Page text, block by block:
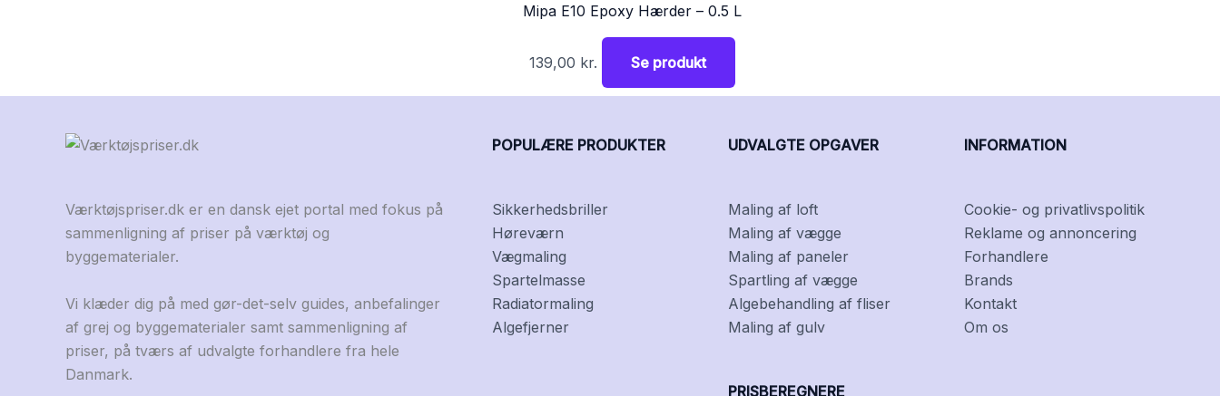
Mipa E10 Epoxy Hærder – 0.5 L
139,00 kr. Se produkt
Værktøjspriser.dk er en dansk ejet portal med fokus på
sammenligning af priser på værktøj og
byggematerialer.
Vi klæder dig på med gør-det-selv guides, anbefalinger
af grej og byggematerialer samt sammenligning af
priser, på tværs af udvalgte forhandlere fra hele
Danmark.
POPULÆRE PRODUKTER
Sikkerhedsbriller
Høreværn
Vægmaling
Spartelmasse
Radiatormaling
Algefjerner
UDVALGTE OPGAVER
Maling af loft
Maling af vægge
Maling af paneler
Spartling af vægge
Algebehandling af fliser
Maling af gulv
PRISBEREGNERE
INFORMATION
Cookie- og privatlivspolitik
Reklame og annoncering
Forhandlere
Brands
Kontakt
Om os